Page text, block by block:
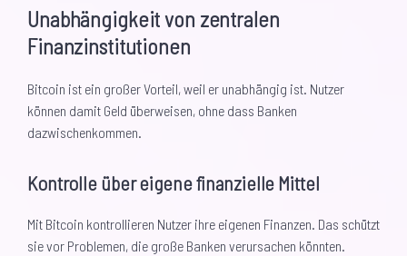
Unabhängigkeit von zentralen
Finanzinstitutionen
Bitcoin ist ein großer Vorteil, weil er unabhängig ist. Nutzer
können damit Geld überweisen, ohne dass Banken
dazwischenkommen.
Kontrolle über eigene finanzielle Mittel
Mit Bitcoin kontrollieren Nutzer ihre eigenen Finanzen. Das schützt
sie vor Problemen, die große Banken verursachen könnten.